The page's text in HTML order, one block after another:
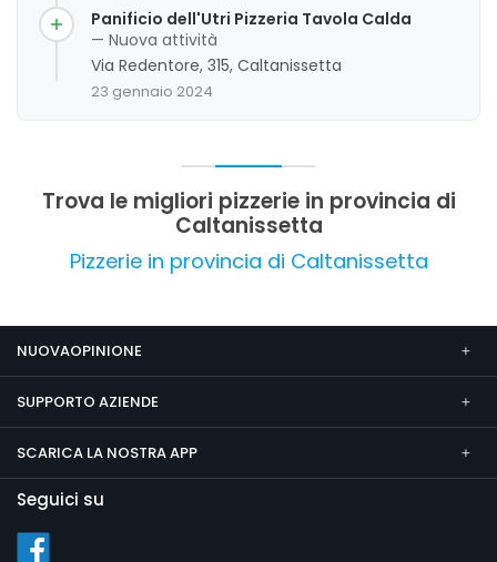
offerto. Si evidenziano inoltre un'atmosfera
piacevole e iniziative come il karaoke che
contribuiscono a creare un ambiente vivace e
conviviale. I clienti apprezzano la varietà di gusti,
la freschezza dei prodotti e il rapporto qualità-
Panificio dell'Utri Pizzeria Tavola Calda
— Nuova attività
Via Redentore, 315, Caltanissetta
23 gennaio 2024
Trova le migliori pizzerie in provincia di
Caltanissetta
Pizzerie in provincia di Caltanissetta
NUOVAOPINIONE
SUPPORTO AZIENDE
SCARICA LA NOSTRA APP
Seguici su